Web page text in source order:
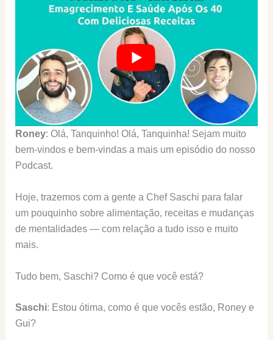
Roney: Olá, Tanquinho! Olá, Tanquinha! Sejam muito
bem-vindos e bem-vindas a mais um episódio do nosso
Podcast.
Hoje, trazemos com a gente a Chef Saschi para falar
um pouquinho sobre alimentação, receitas e mudanças
de mentalidades — com relação a tudo isso e muito
mais.
Tudo bem, Saschi? Como é que você está?
Saschi: Estou ótima, como é que vocês estão, Roney e
Gui?